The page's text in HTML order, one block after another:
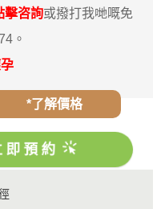
擊咨詢或撥打我哋嘅免
。
*了解價格
預約